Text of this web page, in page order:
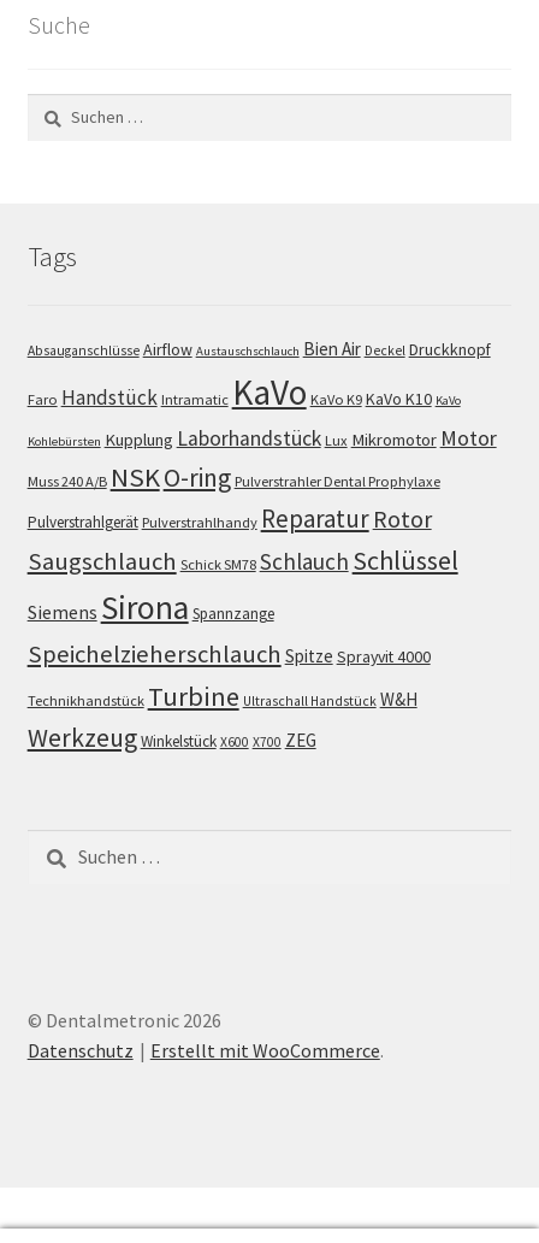
Suche
nach:
Tags
Absauganschlüsse Airflow Austauschschlauch Bien Air Deckel Druckknopf
Faro Handstück Intramatic KaVo KaVo K9 KaVo K10 KaVo
Kohlebürsten Kupplung Laborhandstück Lux Mikromotor Motor
Muss 240 A/B NSKO-ring Pulverstrahler Dental Prophylaxe
Pulverstrahlgerät Pulverstrahlhandy Reparatur Rotor
Saugschlauch Schick SM78 Schlauch Schlüssel
Siemens Sirona Spannzange
Speichelzieherschlauch Spitze Sprayvit 4000
Technikhandstück Turbine Ultraschall Handstück W&H
WerkzeugWinkelstück X600 X700 ZEG
Suchen
nach:
© Dentalmetronic 2026
Datenschutz
Erstellt mit WooCommerce.